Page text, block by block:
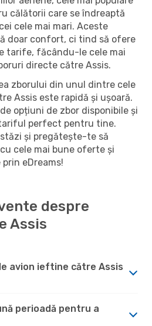
călătorii care se îndreaptă
cele mai mari. Aceste
doar confort, ci tind să ofere
tarife, făcându-le cele mai
directe către Assis.
zborului din unul dintre cele
Assis este rapidă și ușoară.
opțiuni de zbor disponibile și
perfect pentru tine.
și pregătește-te să
cele mai bune oferte și
eDreams!
despre
Assis
avion ieftine către Assis
perioadă pentru a